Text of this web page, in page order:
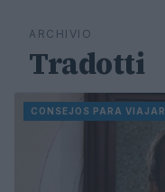
ARCHIVIO
Tradotti
CONSEJOS PARA VIAJAR